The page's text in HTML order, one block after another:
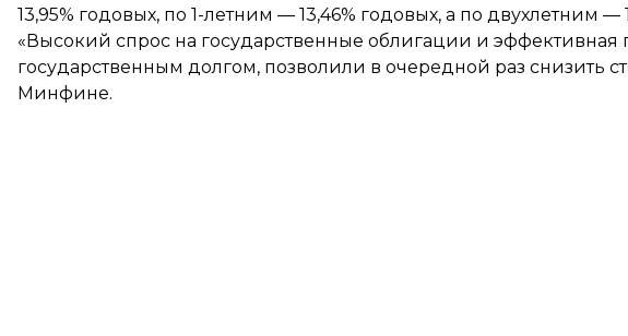
13,95% годовых, по 1-летним — 13,46% годовых, а по двухлетним —
«Высокий спрос на государственные облигации и
государственным долгом, позволили в очередной раз снизить
Минфине.